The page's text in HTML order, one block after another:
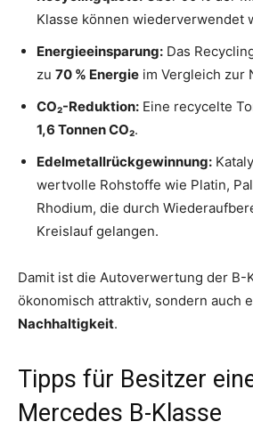
Klasse können wiederverwendet
Energieeinsparung: Das
zu 70 % Energie im Vergleich zur
CO₂-Reduktion: Eine recycelte
1,6 Tonnen CO₂.
Edelmetallrückgewinnung:
wertvolle Rohstoffe wie Platin,
Rhodium, die durch
Kreislauf gelangen.
Damit ist die Autoverwertung der B-
ökonomisch attraktiv, sondern auch
Nachhaltigkeit.
Tipps für Besitzer
Mercedes B-Klasse